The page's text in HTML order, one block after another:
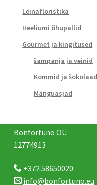
Leinafloristika
Heeliumi õhupallid
Gourmet ja kingitused
šampanja ja veinid
Kommid ja šokolaad
Mänguasjad
Bonfortuno OÜ
12774913
+372 58650020
info@bonfortuno.eu